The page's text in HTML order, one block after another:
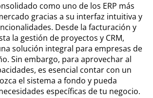
como uno de los ERP más
gracias a su interfaz intuitiva y
Desde la facturación y
la gestión de proyectos y CRM,
solución integral para empresas de
Sin embargo, para aprovechar al
es esencial contar con un
el sistema a fondo y pueda
específicas de tu negocio.